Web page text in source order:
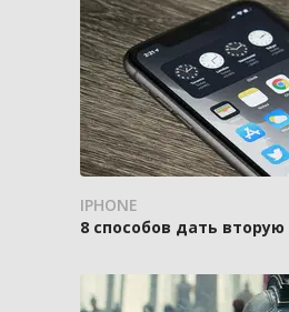
IPHONE
8 способов дать